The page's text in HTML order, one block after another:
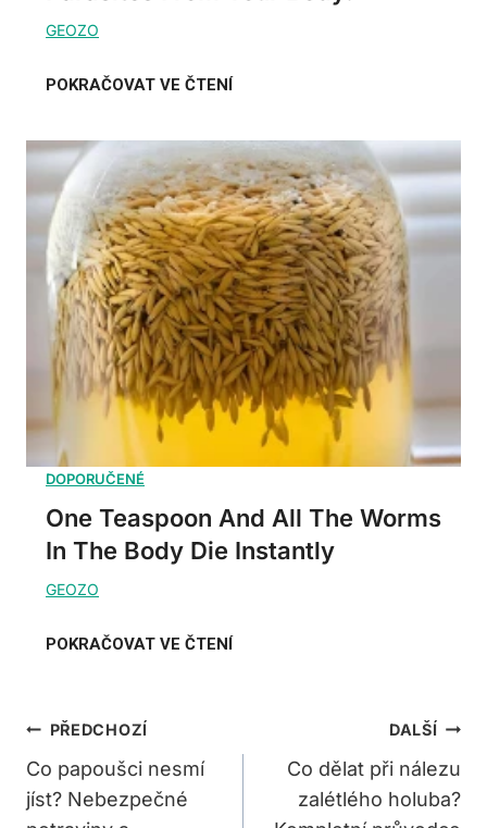
One Teaspoon And All The Worms
In The Body Die Instantly
Navigace
Pro
Příspěvek
PŘEDCHOZÍ
Co papoušci nesmí
jíst? Nebezpečné
DALŠÍ
Co dělat při nálezu
zalétlého holuba?